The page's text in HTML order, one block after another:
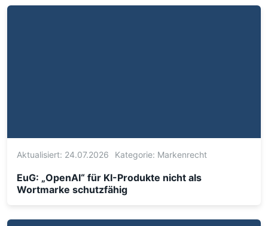
Aktualisiert: 24.07.2026 Kategorie: Markenrecht
EuG: „OpenAI“ für KI-Produkte nicht als
Wortmarke schutzfähig